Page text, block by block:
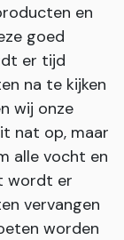
en
goed
er tijd
na te kijken
wij onze
nat op, maar
alle vocht en
wordt er
vervangen
worden